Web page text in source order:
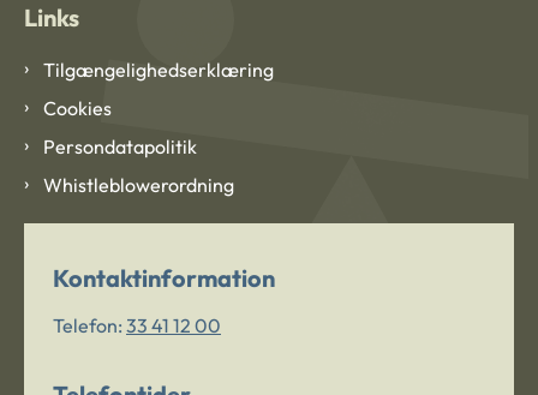
Links
Tilgængelighedserklæring
Cookies
Persondatapolitik
Whistleblowerordning
Kontaktinformation
Telefon: 33 41 12 00